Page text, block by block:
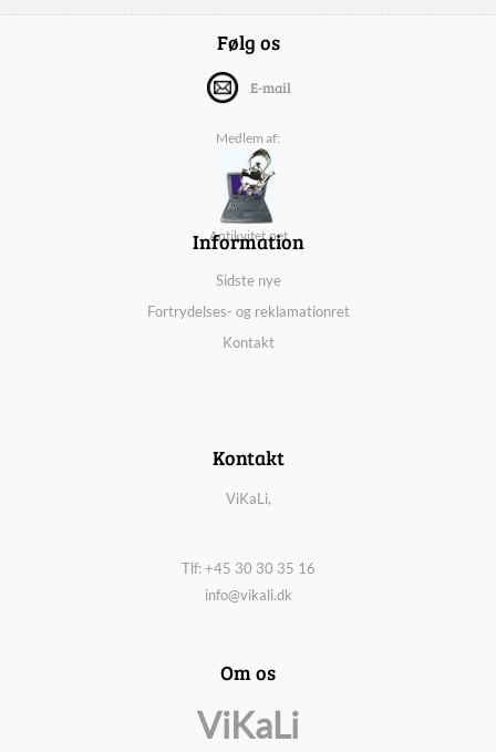
Følg os
E-mail
Medlem af:
Antikvitet.net
Information
Sidste nye
Fortrydelses- og reklamationret
Kontakt
Kontakt
ViKaLi,
Tlf: +45 30 30 35 16
info@vikali.dk
Om os
ViKaLi